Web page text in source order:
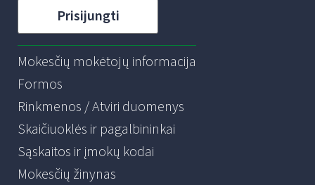
Prisijungti
Mokesčių mokėtojų informacija
Formos
Rinkmenos / Atviri duomenys
Skaičiuoklės ir pagalbininkai
Sąskaitos ir įmokų kodai
Mokesčių žinynas